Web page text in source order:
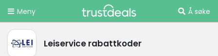
Meny Å søke
Leiservice rabattkoder